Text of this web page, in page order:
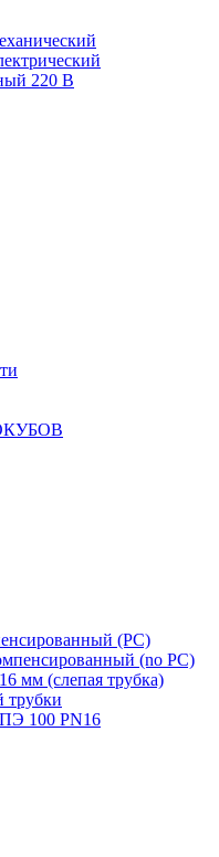
220 В
(PC)
(no PC)
мм (слепая трубка)
трубки
100 PN16